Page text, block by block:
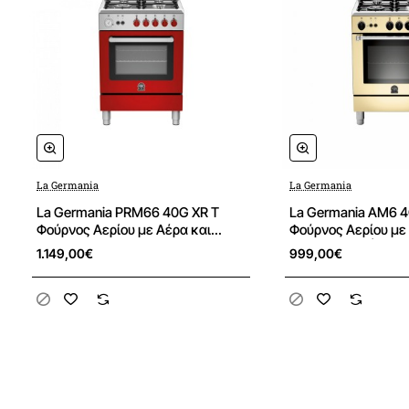
Εμπορικό σήμα LA GERMANIA 1882
Οικογένεια προϊόντων ECO
Εστίες μαγειρέματος
Τύπος εστιών
Αριθμός χώρων μαγειρέματος
La Germania
La Germania PRM66 40G XR T
Φούρνος Αερίου με Αέρα και
Γκριλ Αερίου, Εστίες Αερίου
1.149,00€
La Germania
La Germania AM6
Φούρνος Αερίου
Γκριλ Αερίου |
999,00€